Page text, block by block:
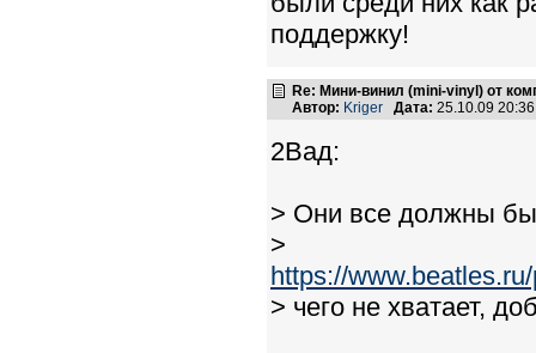
поддержку!
Re: Мини-винил (mini-vinyl) от
Автор: Kriger Дата: 25.10.09
2Вад:
> Они все должны
>
https://
> чего не хватает,